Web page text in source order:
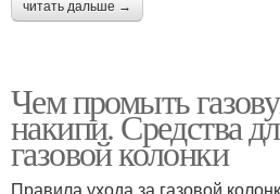
читать дальше →
Чем промыть
накипи. Средства
газовой колонки
Правила ухода за газовой